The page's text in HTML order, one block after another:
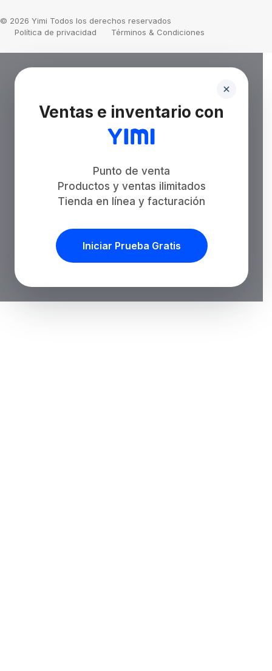
© 2026 Yimi Todos los derechos reservados
Política de privacidad
Términos & Condiciones
Ventas e inventario con
Punto de venta
Productos y ventas ilimitados
Tienda en línea y facturación
Iniciar Prueba Gratis